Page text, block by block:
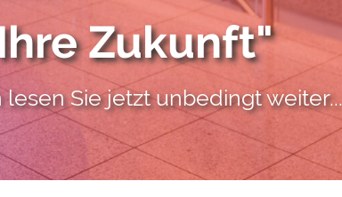
Zukunft"
Sie jetzt unbedingt weiter...